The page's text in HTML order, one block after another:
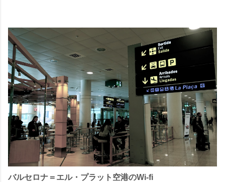
バルセロナ＝エル・プラット空港のWi-fi